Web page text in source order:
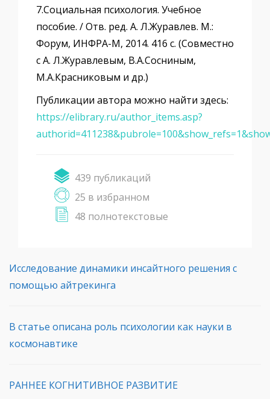
7.Социальная психология. Учебное
пособие. / Отв. ред. А. Л.Журавлев. М.:
Форум, ИНФРА-М, 2014. 416 с. (Совместно
с А. Л.Журавлевым, В.А.Сосниным,
М.А.Красниковым и др.)
Публикации автора можно найти здесь:
https://elibrary.ru/author_items.asp?
439 публикаций
25 в избранном
48 полнотекстовые
Исследование динамики инсайтного решения с
помощью айтрекинга
В статье описана роль психологии как науки в
космонавтике
РАННЕЕ КОГНИТИВНОЕ РАЗВИТИЕ